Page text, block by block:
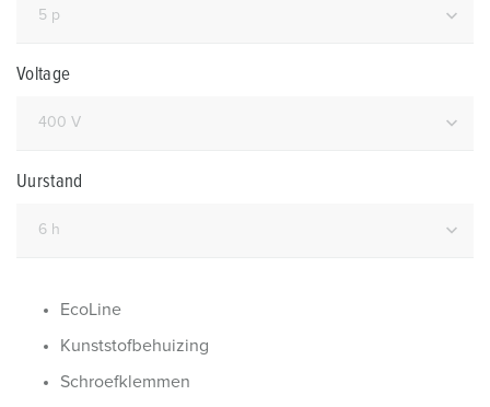
Voltage
Uurstand
EcoLine
Kunststofbehuizing
Schroefklemmen